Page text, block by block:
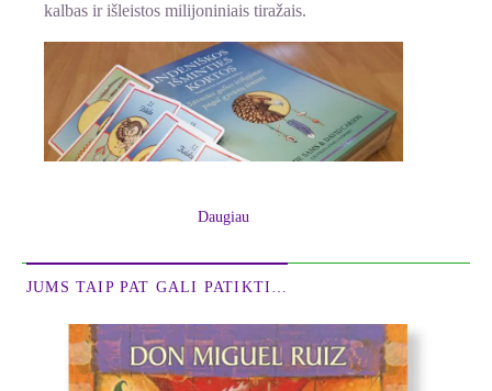
kalbas ir išleistos milijoniniais tiražais.
Pasinaudokite ir jūs šia įdomia sistema, kuria jau
seniai dauguma naudojasi. Gal aplankys įkvėpimas
Daugiau
JUMS TAIP PAT GALI PATIKTI…